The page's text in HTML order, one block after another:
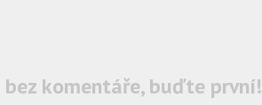
komentáře, buďte první!